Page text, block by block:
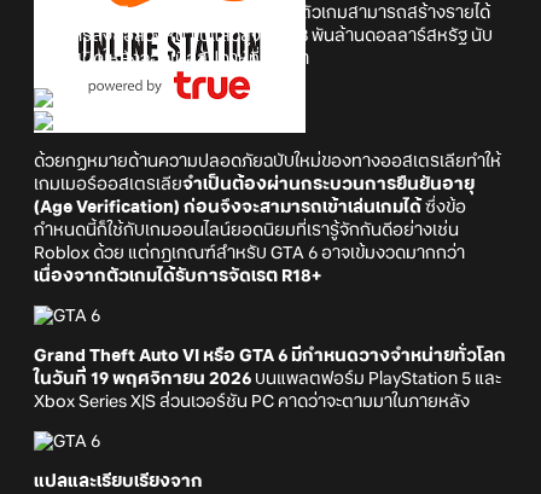
ที่สุดในประวัติศาสตร์ โดยมีรายงานว่าตัวเกมสามารถสร้างรายได้
จากการสั่งซื้อล่วงหน้าไปแล้วสูงถึง 5.8 พันล้านดอลลาร์สหรัฐ นับ
ตั้งแต่เปิดให้สั่งจองเมื่อสัปดาห์ที่ผ่านมา
ด้วยกฏหมายด้านความปลอดภัยฉบับใหม่ของทางออสเตรเลียทำให้
เกมเมอร์ออสเตรเลียจำเป็นต้องผ่านกระบวนการยืนยันอายุ
(Age Verification) ก่อนจึงจะสามารถเข้าเล่นเกมได้ ซึ่งข้อ
กำหนดนี้ก็ใช้กับเกมออนไลน์ยอดนิยมที่เรารู้จักกันดีอย่างเช่น
Roblox ด้วย แต่กฎเกณฑ์สำหรับ GTA 6 อาจเข้มงวดมากกว่า
เนื่องจากตัวเกมได้รับการจัดเรต R18+
Grand Theft Auto VI หรือ GTA 6 มีกำหนดวางจำหน่ายทั่วโลก
ในวันที่ 19 พฤศจิกายน 2026 บนแพลตฟอร์ม PlayStation 5 และ
Xbox Series X|S ส่วนเวอร์ชัน PC คาดว่าจะตามมาในภายหลัง
แปลและเรียบเรียงจาก